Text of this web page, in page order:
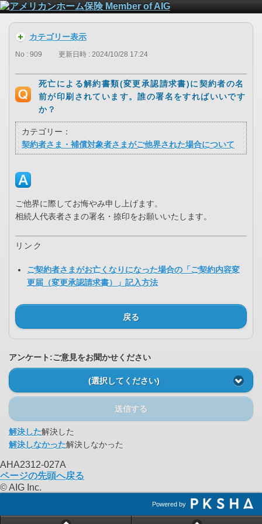
カテゴリー表示
No : 909 更新日時 : 2024/10/28 17:24
死亡による解約書類(変更承認請求書)に契約者の名
前が印刷されています。誰の署名をすればいいです
か？
カテゴリー：
契約者さま・補償対象者さまがご他界された場合について
ご他界に際してお悔やみ申し上げます。
相続人代表者さまの署名・捺印をお願いいたします。
リンク
ご契約者さまがお亡くなりになった場合の「ご契約内容変
更届（変更承認請求書）」記入方法
戻る
アンケート:ご意見をお聞かせください
(選択してください)
送信する
解決した解決した
解決しなかった解決しなかった
AHA2312-027A
ページの先頭へ戻る
© AIG Inc.
Powered by